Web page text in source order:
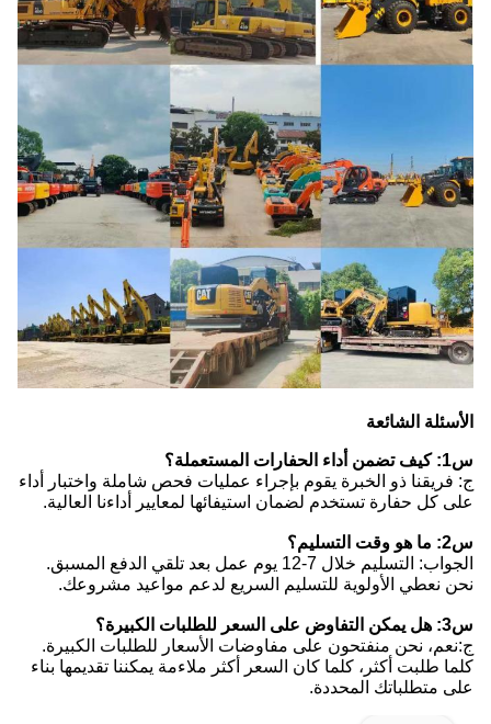
الأسئلة الشائعة
س1: كيف تضمن أداء الحفارات المستعملة؟
ج: فريقنا ذو الخبرة يقوم بإجراء عمليات فحص شاملة واختبار أداء
على كل حفارة تستخدم لضمان استيفائها لمعايير أداءنا العالية.
س2: ما هو وقت التسليم؟
الجواب: التسليم خلال 7-12 يوم عمل بعد تلقي الدفع المسبق.
نحن نعطي الأولوية للتسليم السريع لدعم مواعيد مشروعك.
س3: هل يمكن التفاوض على السعر للطلبات الكبيرة؟
ج:نعم، نحن منفتحون على مفاوضات الأسعار للطلبات الكبيرة.
كلما طلبت أكثر، كلما كان السعر أكثر ملاءمة يمكننا تقديمها بناء
على متطلباتك المحددة.